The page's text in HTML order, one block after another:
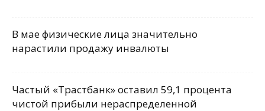
В мае физические лица значительно
нарастили продажу инвалюты
Частый «Трастбанк» оставил 59,1 процента
чистой прибыли нераспределенной